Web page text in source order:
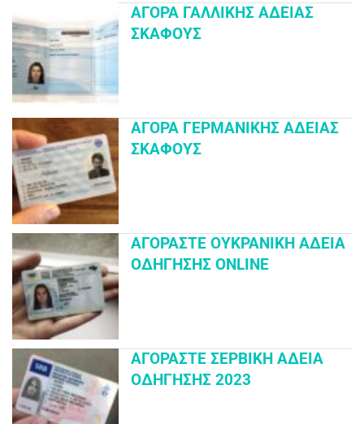
ΑΓΟΡΆ ΓΑΛΛΙΚΉΣ ΆΔΕΙΑΣ
ΣΚΆΦΟΥΣ
ΑΓΟΡΆ ΓΕΡΜΑΝΙΚΉΣ ΆΔΕΙΑΣ
ΣΚΆΦΟΥΣ
ΑΓΟΡΆΣΤΕ ΟΥΚΡΑΝΙΚΉ ΆΔΕΙΑ
ΟΔΉΓΗΣΗΣ ONLINE
ΑΓΟΡΆΣΤΕ ΣΕΡΒΙΚΉ ΆΔΕΙΑ
ΟΔΉΓΗΣΗΣ 2023